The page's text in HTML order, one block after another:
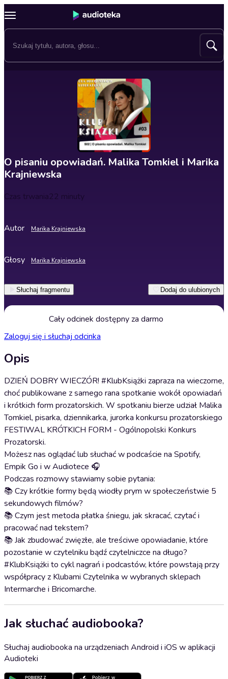
O pisaniu opowiadań. Malika Tomkiel i Marika
Krajniewska
Czas trwania22 minuty
Autor Marika Krajniewska
Głosy Marika Krajniewska
Słuchaj fragmentu Dodaj do ulubionych
Cały odcinek dostępny za darmo
Zaloguj się i słuchaj odcinka
Opis
DZIEŃ DOBRY WIECZÓR! #KlubKsiążki zapraza na wieczorne,
choć publikowane z samego rana spotkanie wokół opowiadań
i krótkich form prozatorskich. W spotkaniu bierze udział Malika
Tomkiel, pisarka, dziennikarka, jurorka konkursu prozatorskiego
FESTIWAL KRÓTKICH FORM - Ogólnopolski Konkurs
Prozatorski.
Możesz nas oglądać lub słuchać w podcaście na Spotify,
Empik Go i w Audiotece 🎧
Podczas rozmowy stawiamy sobie pytania:
📚 Czy krótkie formy będą wiodły prym w społeczeństwie 5
sekundowych filmów?
📚 Czym jest metoda płatka śniegu, jak skracać, czytać i
pracować nad tekstem?
📚 Jak zbudować zwięzłe, ale treściwe opowiadanie, które
pozostanie w czytelniku bądź czytelniczce na długo?
#KlubKsiążki to cykl nagrań i podcastów, które powstają przy
współpracy z Klubami Czytelnika w wybranych sklepach
Intermarche i Bricomarche.
Jak słuchać audiobooka?
Słuchaj audiobooka na urządzeniach Android i iOS w aplikacji
Audioteki